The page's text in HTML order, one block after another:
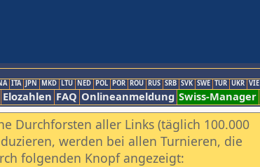
ITA JPN MKD LTU NED POL POR ROU RUS SRB SVK SWE TUR UKR VIE
Elozahlen FAQ Onlineanmeldung Swiss-Manager
Durchforsten aller Links (täglich 100.000
werden bei allen Turnieren, die
folgenden Knopf angezeigt: